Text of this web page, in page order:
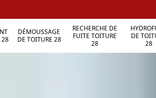
28
DÉMOUSSAGE
DE TOITURE 28
RECHERCHE DE
FUITE TOITURE
28
DE
28